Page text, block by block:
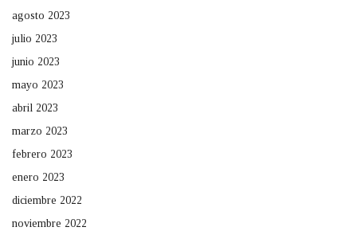
agosto 2023
julio 2023
junio 2023
mayo 2023
abril 2023
marzo 2023
febrero 2023
enero 2023
diciembre 2022
noviembre 2022